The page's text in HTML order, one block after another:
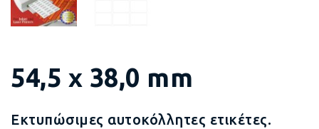
54,5 x 38,0 mm
Εκτυπώσιμες αυτοκόλλητες ετικέτες.